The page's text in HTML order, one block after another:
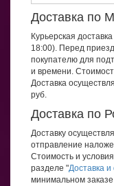
Доставка по
Курьерская
18:00). Перед
покупателю для
и времени.
Доставка
руб.
Доставка по
Доставку
отправление
Стоимость и
разделе "Доставка и
минимальном